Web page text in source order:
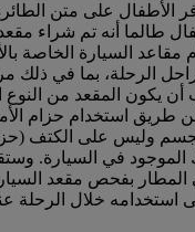
الأطفال على متن
طالما أنه تم شراء
مقاعد السيارة الخاصة
الرحلة، بما في ذلك
يكون المقعد من النوع
طريق استخدام حزام
وليس على الكتف
الموجود في السيارة.
المطار بفحص مقعد
استخدامه خلال الرحلة